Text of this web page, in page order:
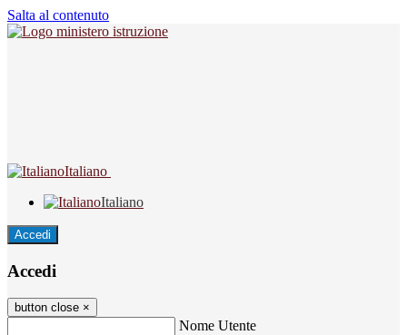
Salta al contenuto
Italiano
Italiano
Accedi
Accedi
button close ×
Nome Utente